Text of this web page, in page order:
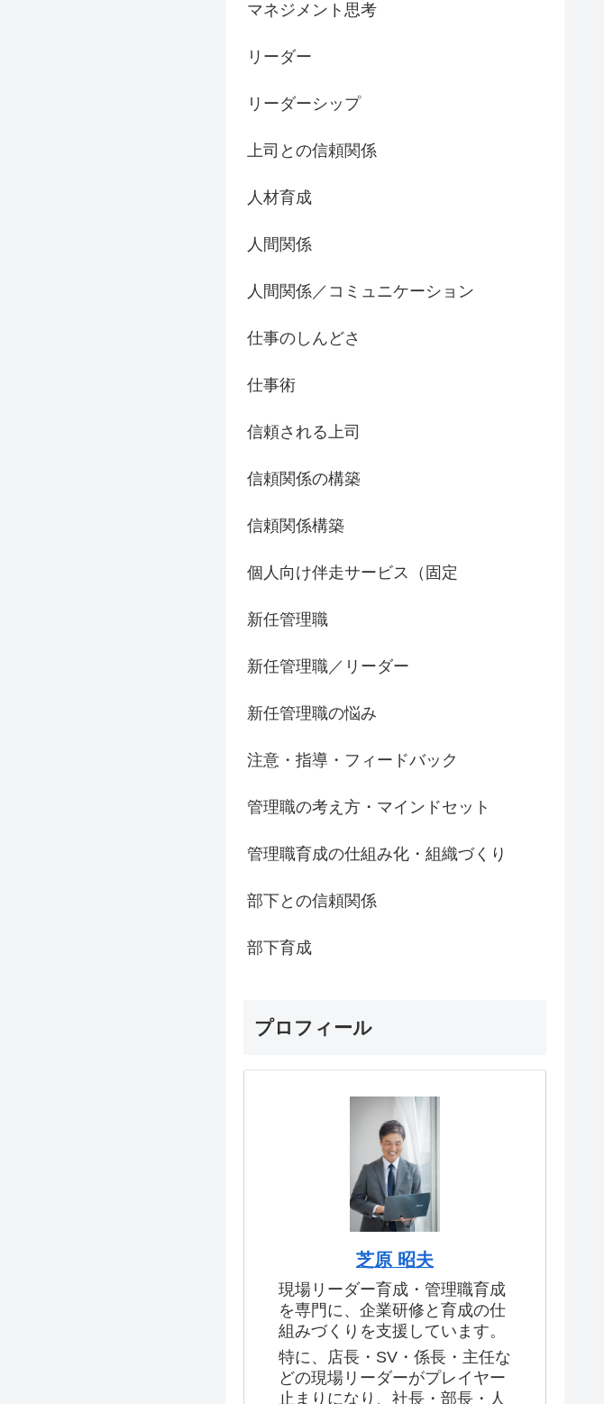
マネジメント思考
リーダー
リーダーシップ
上司との信頼関係
人材育成
人間関係
人間関係／コミュニケーション
仕事のしんどさ
仕事術
信頼される上司
信頼関係の構築
信頼関係構築
個人向け伴走サービス（固定
新任管理職
新任管理職／リーダー
新任管理職の悩み
注意・指導・フィードバック
管理職の考え方・マインドセット
管理職育成の仕組み化・組織づくり
部下との信頼関係
部下育成
プロフィール
芝原 昭夫
現場リーダー育成・管理職育成
を専門に、企業研修と育成の仕
組みづくりを支援しています。
特に、店長・SV・係長・主任な
どの現場リーダーがプレイヤー
止まりになり、社長・部長・人